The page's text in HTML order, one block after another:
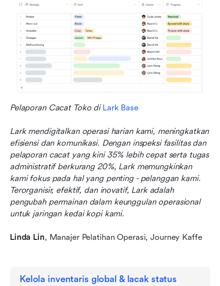
Pelaporan Cacat Toko di Lark Base
Lark mendigitalkan operasi harian kami, meningkatkan
efisiensi dan komunikasi. Dengan inspeksi fasilitas dan
pelaporan cacat yang kini 35% lebih cepat serta tugas
administratif berkurang 20%, Lark memungkinkan
kami fokus pada hal yang penting - pelanggan kami.
Terorganisir, efektif, dan inovatif, Lark adalah
pengubah permainan dalam keunggulan operasional
untuk jaringan kedai kopi kami.
Linda Lin, Manajer Pelatihan Operasi, Journey Kaffe
Kelola inventaris global & lacak status